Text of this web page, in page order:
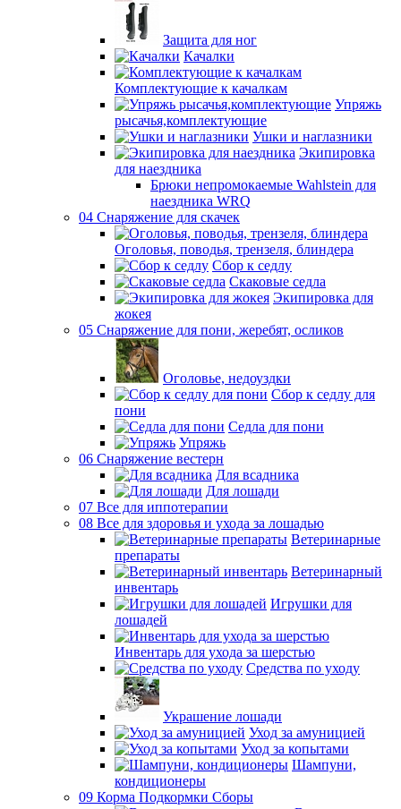
Защита для ног
Качалки
Комплектующие к качалкам
Упряжь
рысачья,комплектующие
Ушки и наглазники
Экипировка
для наездника
Брюки непромокаемые Wahlstein для
наездника WRQ
04 Снаряжение для скачек
Оголовья, поводья, трензеля, блиндера
Сбор к седлу
Скаковые седла
Экипировка для
жокея
05 Снаряжение для пони, жеребят, осликов
Оголовье, недоуздки
Сбор к седлу для
пони
Седла для пони
Упряжь
06 Снаряжение вестерн
Для всадника
Для лошади
07 Все для иппотерапии
08 Все для здоровья и ухода за лошадью
Ветеринарные
препараты
Ветеринарный
инвентарь
Игрушки для
лошадей
Инвентарь для ухода за шерстью
Средства по уходу
Украшение лошади
Уход за амуницией
Уход за копытами
Шампуни,
кондиционеры
09 Корма Подкормки Сборы